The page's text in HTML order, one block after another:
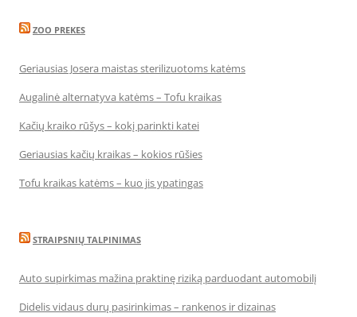
ZOO PREKES
Geriausias Josera maistas sterilizuotoms katėms
Augalinė alternatyva katėms – Tofu kraikas
Kačių kraiko rūšys – kokį parinkti katei
Geriausias kačių kraikas – kokios rūšies
Tofu kraikas katėms – kuo jis ypatingas
STRAIPSNIŲ TALPINIMAS
Auto supirkimas mažina praktinę riziką parduodant automobilį
Didelis vidaus durų pasirinkimas – rankenos ir dizainas